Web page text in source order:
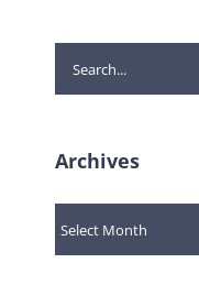
Search
for:
Archives
Archives